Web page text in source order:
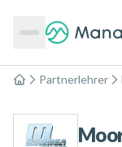
Home
Partnerlehrer